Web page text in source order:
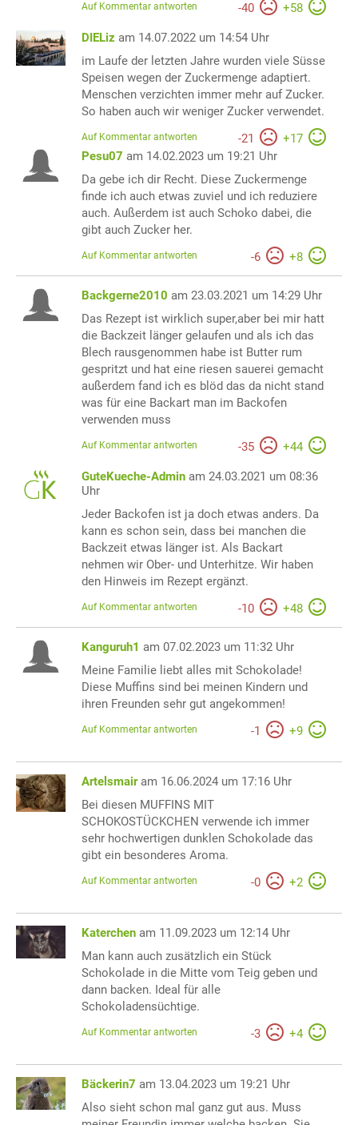
-40 +58
Auf Kommentar antworten
DIELiz am 14.07.2022 um 14:54 Uhr
im Laufe der letzten Jahre wurden viele Süsse
Speisen wegen der Zuckermenge adaptiert.
Menschen verzichten immer mehr auf Zucker.
So haben auch wir weniger Zucker verwendet.
-21 +17
Auf Kommentar antworten
Pesu07 am 14.02.2023 um 19:21 Uhr
Da gebe ich dir Recht. Diese Zuckermenge
finde ich auch etwas zuviel und ich reduziere
auch. Außerdem ist auch Schoko dabei, die
gibt auch Zucker her.
-6 +8
Auf Kommentar antworten
Backgerne2010 am 23.03.2021 um 14:29 Uhr
Das Rezept ist wirklich super,aber bei mir hatt
die Backzeit länger gelaufen und als ich das
Blech rausgenommen habe ist Butter rum
gespritzt und hat eine riesen sauerei gemacht
außerdem fand ich es blöd das da nicht stand
was für eine Backart man im Backofen
verwenden muss
-35 +44
Auf Kommentar antworten
GuteKueche-Admin am 24.03.2021 um 08:36
Uhr
Jeder Backofen ist ja doch etwas anders. Da
kann es schon sein, dass bei manchen die
Backzeit etwas länger ist. Als Backart
nehmen wir Ober- und Unterhitze. Wir haben
den Hinweis im Rezept ergänzt.
-10 +48
Auf Kommentar antworten
Kanguruh1 am 07.02.2023 um 11:32 Uhr
Meine Familie liebt alles mit Schokolade!
Diese Muffins sind bei meinen Kindern und
ihren Freunden sehr gut angekommen!
-1 +9
Auf Kommentar antworten
Artelsmair am 16.06.2024 um 17:16 Uhr
Bei diesen MUFFINS MIT
SCHOKOSTÜCKCHEN verwende ich immer
sehr hochwertigen dunklen Schokolade das
gibt ein besonderes Aroma.
-0 +2
Auf Kommentar antworten
Katerchen am 11.09.2023 um 12:14 Uhr
Man kann auch zusätzlich ein Stück
Schokolade in die Mitte vom Teig geben und
dann backen. Ideal für alle
Schokoladensüchtige.
-3 +4
Auf Kommentar antworten
Bäckerin7 am 13.04.2023 um 19:21 Uhr
Also sieht schon mal ganz gut aus. Muss